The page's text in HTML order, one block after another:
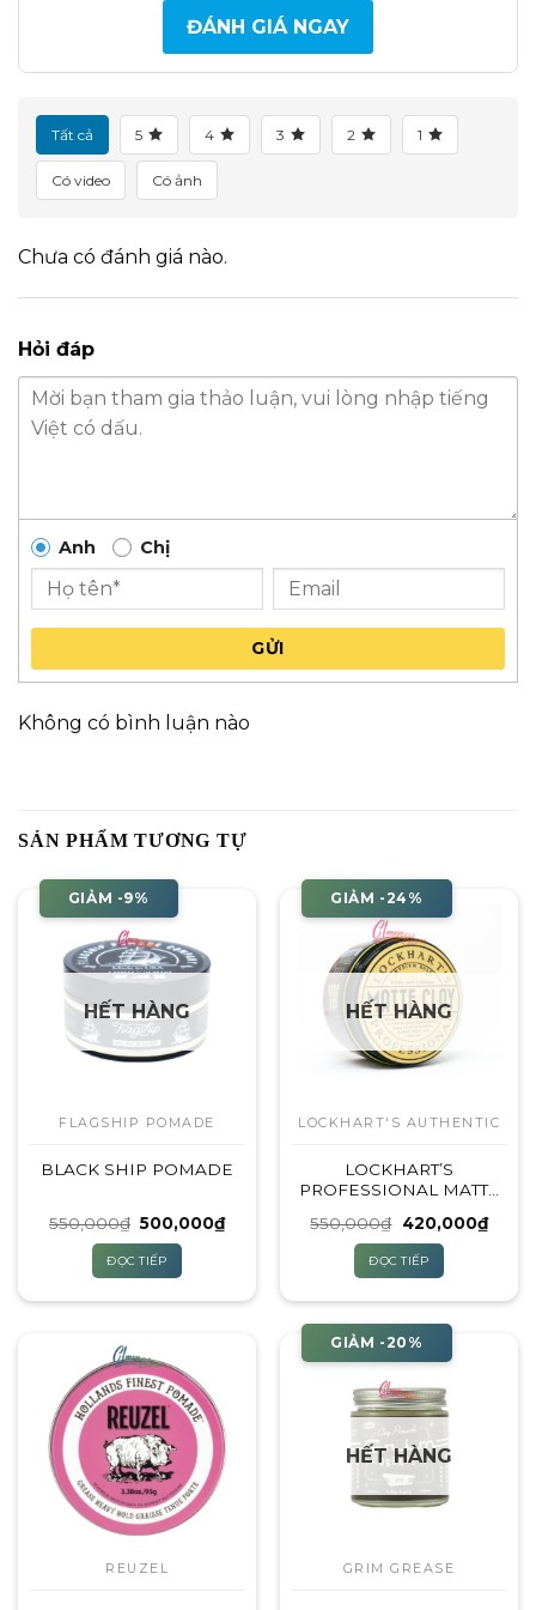
ĐÁNH GIÁ NGAY
Tất cả 5 4 3 2 1
Có video Có ảnh
Chưa có đánh giá nào.
Hỏi đáp
Anh Chị
GỬI
Không có bình luận nào
SẢN PHẨM TƯƠNG TỰ
GIẢM -9%
HẾT HÀNG
FLAGSHIP POMADE
BLACK SHIP POMADE
550,000₫ Giá
là:
550,000₫.
500,000₫Giá
hiện
ĐỌC TIẾP
GIẢM -24%
HẾT HÀNG
LOCKHART'S AUTHENTIC
LOCKHART’S
PROFESSIONAL MATTE
550,000₫ Giá
là:
550,000₫.
420,000₫Giá
hiện
ĐỌC TIẾP
REUZEL
GIẢM -20%
HẾT HÀNG
GRIM GREASE